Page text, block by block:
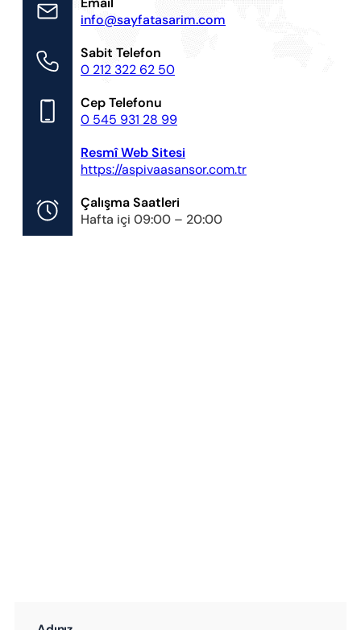
info@sayfatasarim.com
Sabit Telefon
0 212 322 62 50
Cep Telefonu
0 545 931 28 99
Resmî Web Sitesi
https://aspivaasansor.com.tr
Çalışma Saatleri
Hafta içi 09:00 – 20:00